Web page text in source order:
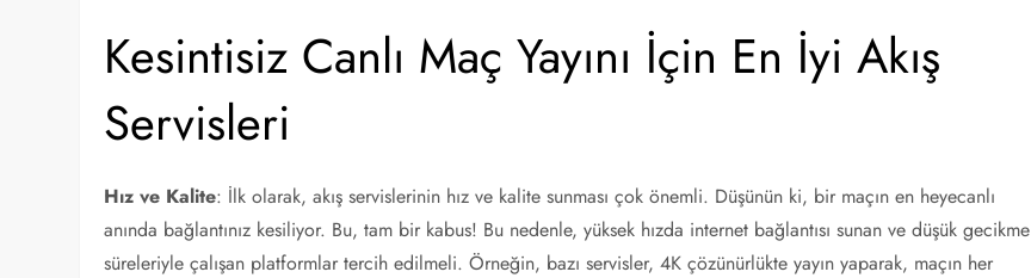
Kesintisiz Canlı Maç Yayını İçin En İyi Akış
Servisleri
Hız ve Kalite: İlk olarak, akış servislerinin hız ve kalite sunması çok önemli. Düşünün ki, bir maçın en heyecanlı
anında bağlantınız kesiliyor. Bu, tam bir kabus! Bu nedenle, yüksek hızda internet bağlantısı sunan ve düşük gecikme
süreleriyle çalışan platformlar tercih edilmeli. Örneğin, bazı servisler, 4K çözünürlükte yayın yaparak, maçın her